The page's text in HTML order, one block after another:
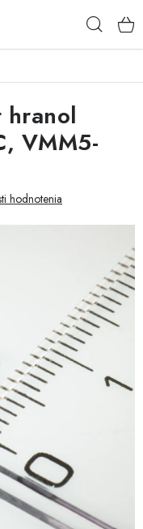
osobných údajov
hranol
VMM5-
hodnotenia